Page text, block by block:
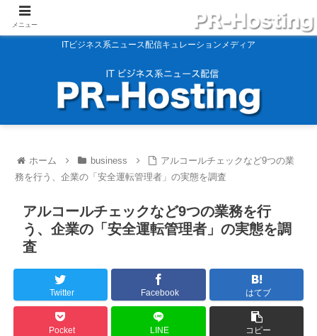
ITビジネス系ニュース配信キュレーションメディア
ホーム business
アルコールチェックなど9つの業
務を行う、企業の「安全運転管理者」の実態を調査
アルコールチェックなど9つの業務を行
う、企業の「安全運転管理者」の実態を調
査
Twitter Facebook はてブ
Pocket LINE コピー
メニュー